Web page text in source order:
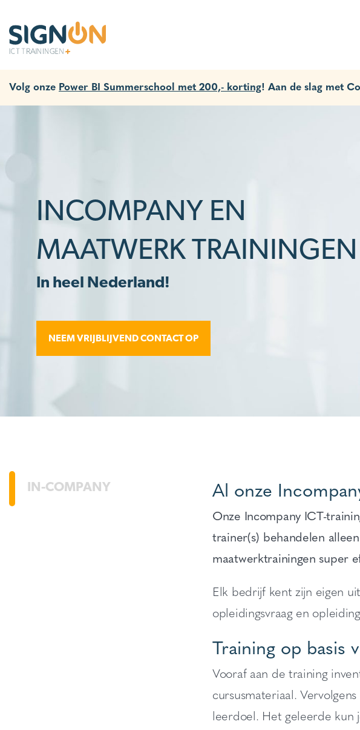
Volg onze Power BI Summerschool met 200,- korting! Aan de slag met
INCOMPANY EN
MAATWERK TRAININGEN
In heel Nederland!
NEEM VRIJBLIJVEND CONTACT OP
IN-COMPANY Al onze
Onze Incompany ICT-
trainer(s) behandelen
maatwerktrainingen super
Elk bedrijf kent zijn eigen
opleidingsvraag en
Training op basis
Vooraf aan de training
cursusmateriaal.
leerdoel. Het geleerde kun